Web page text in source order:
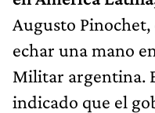
Augusto
echar una mano
Militar argentina.
indicado que el